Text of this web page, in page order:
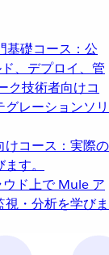
基礎コース：公
、デプロイ、管
ク技術者向けコ
レーションソリ
けコース：実際の
す。
ド上で Mule ア
・分析を学びま